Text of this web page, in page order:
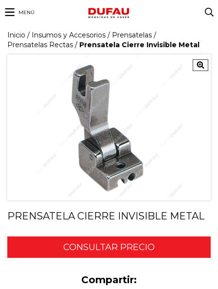
MENÚ
Inicio / Insumos y Accesorios / Prensatelas /
Prensatelas Rectas / Prensatela Cierre Invisible Metal
PRENSATELA CIERRE INVISIBLE METAL
Compartir: